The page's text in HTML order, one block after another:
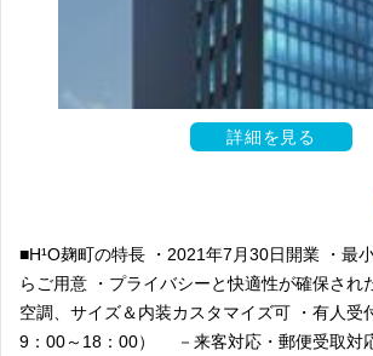
詳細を見る
■H¹O麹町の特長 ・2021年7月30日開業 ・最
らご用意 ・プライバシーと快適性が確保さ
空調、サイズ＆内装カスタマイズ可 ・有人受
9：00～18：00） －来客対応・郵便受取対